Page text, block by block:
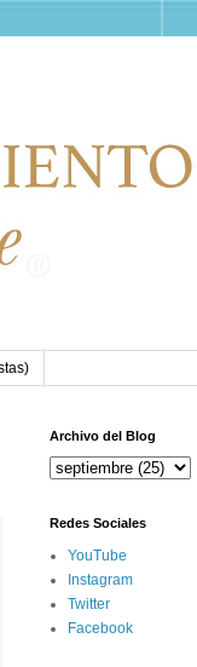
Archivo del Blog
Redes Sociales
YouTube
Instagram
Twitter
Facebook